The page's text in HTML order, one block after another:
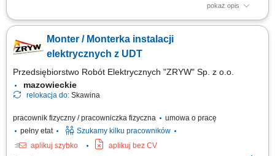
pokaż opis
montaż instalacji elektrycznych
Monter / Monterka instalacji
elektrycznych z UDT
Przedsiębiorstwo Robót Elektrycznych "ZRYW" Sp. z o.o.
mazowieckie
relokacja do: Skawina
pracownik fizyczny / pracowniczka fizyczna
umowa o pracę
pełny etat
Szukamy kilku pracowników
aplikuj szybko
aplikuj bez CV